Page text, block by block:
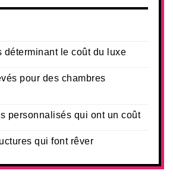
déterminant le coût du luxe
pour des chambres
personnalisés qui ont un coût
qui font rêver